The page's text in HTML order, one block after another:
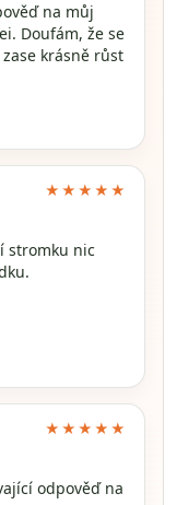
na můj
Doufám, že se
krásně růst
★★★★★
stromku nic
★★★★★
odpověď na